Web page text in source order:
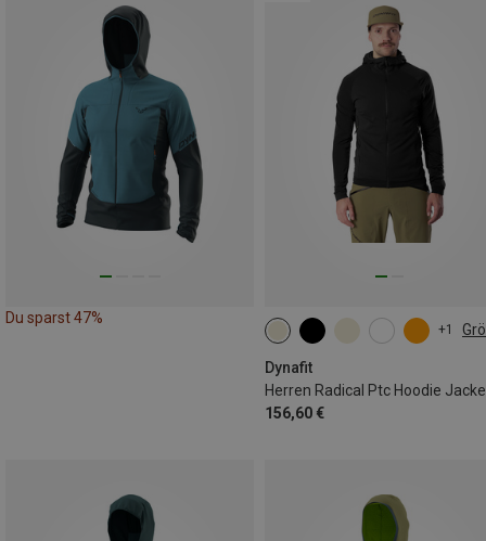
Du sparst 47%
+1
Dynafit
Herren Radical Ptc Hoodie Jacke
156,60 €
S M XL XXL